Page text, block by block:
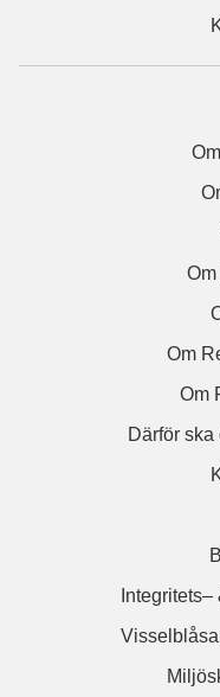
Om
Om
Därför